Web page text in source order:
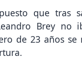
que tras
Brey
de 23 años